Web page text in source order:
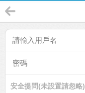
安全提問(未設置請忽略)